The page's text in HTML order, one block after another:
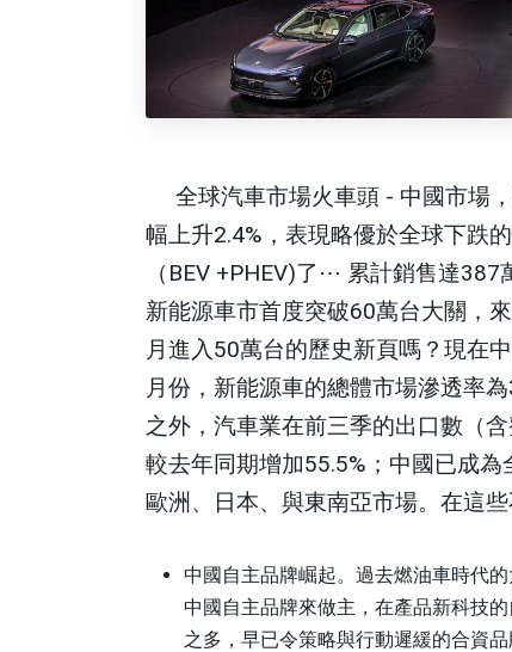
全球汽車市場火車頭 - 中國市場
幅上升2.4% ，表現略優於全球下跌
（ BEV +PHEV)了 ⋯ 累計銷售達387
新能源車市首度突破60萬台大關，
月進入50萬台的歷史新頁嗎？現在
月份，新能源車的總體市場滲透率為
之外，汽車業在前三季的出口數（
較去年同期增加55.5% ；中國已成
歐洲、日本、與東南亞市場。在這
中國自主品牌崛起。過去燃油車時代
中國自主品牌來做主，在產品新科技
之多，早已令策略與行動遲緩的合資